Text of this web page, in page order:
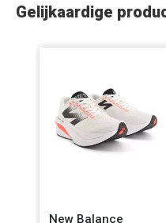
Gelijkaardige
New Balance